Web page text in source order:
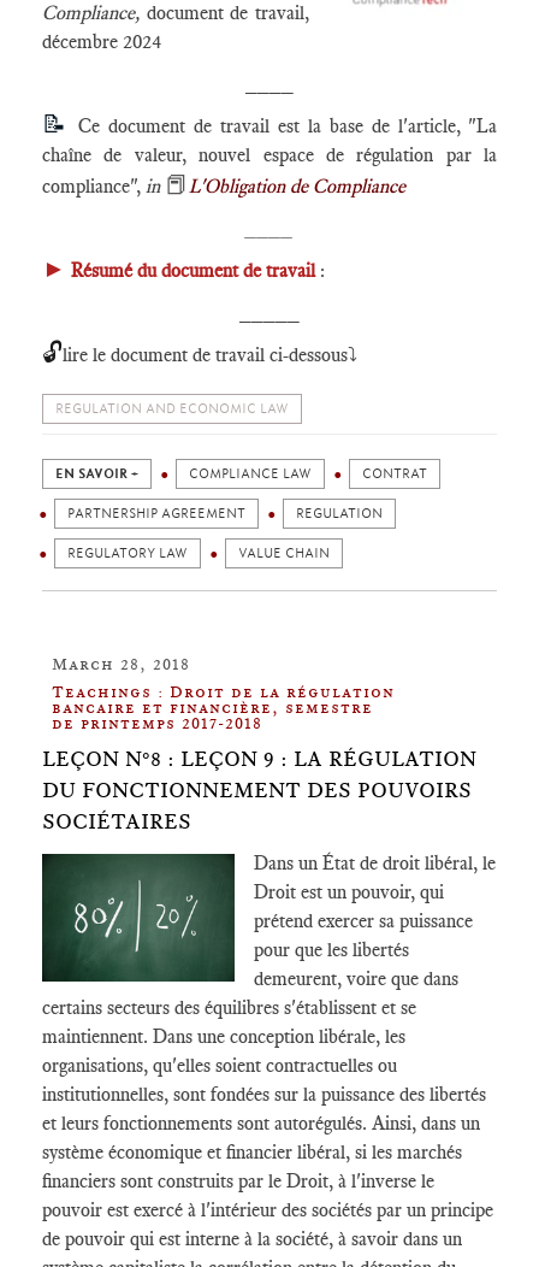
Compliance, document de travail,
décembre 2024
📝
Ce document de travail est la base de l'article, "La
chaîne de valeur, nouvel espace de régulation par la
compliance", in 📕L'Obligation de Compliance
► Résumé du document de travail :
🔓lire le document de travail ci-dessous⤵️
REGULATION AND ECONOMIC LAW
EN SAVOIR + COMPLIANCE LAW CONTRAT
PARTNERSHIP AGREEMENT REGULATION
REGULATORY LAW VALUE CHAIN
March 28, 2018
Teachings : Droit de la régulation
bancaire et financière, semestre
de printemps 2017-2018
LEÇON N°8 : LEÇON 9 : LA RÉGULATION
DU FONCTIONNEMENT DES POUVOIRS
SOCIÉTAIRES
Dans un État de droit libéral, le
Droit est un pouvoir, qui
prétend exercer sa puissance
pour que les libertés
demeurent, voire que dans
certains secteurs des équilibres s'établissent et se
maintiennent. Dans une conception libérale, les
organisations, qu'elles soient contractuelles ou
institutionnelles, sont fondées sur la puissance des libertés
et leurs fonctionnements sont autorégulés. Ainsi, dans un
système économique et financier libéral, si les marchés
financiers sont construits par le Droit, à l'inverse le
pouvoir est exercé à l'intérieur des sociétés par un principe
de pouvoir qui est interne à la société, à savoir dans un